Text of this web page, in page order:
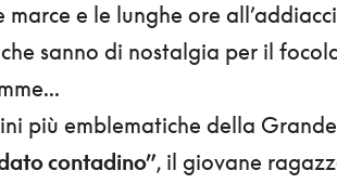
e le lunghe ore
sanno di nostalgia per il
più emblematiche della
contadino”, il giovane